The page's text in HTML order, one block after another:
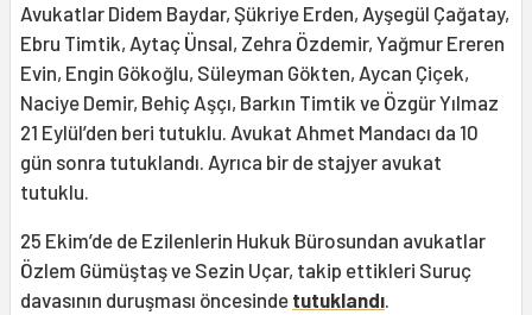
Avukatlar Didem Baydar, Şükriye Erden, Ayşegül Çağatay,
Ebru Timtik, Aytaç Ünsal, Zehra Özdemir, Yağmur Ereren
Evin, Engin Gökoğlu, Süleyman Gökten, Aycan Çiçek,
Naciye Demir, Behiç Aşçı, Barkın Timtik ve Özgür Yılmaz
21 Eylül’den beri tutuklu. Avukat Ahmet Mandacı da 10
gün sonra tutuklandı. Ayrıca bir de stajyer avukat
tutuklu.
25 Ekim’de de Ezilenlerin Hukuk Bürosundan avukatlar
Özlem Gümüştaş ve Sezin Uçar, takip ettikleri Suruç
davasının duruşması öncesinde tutuklandı.